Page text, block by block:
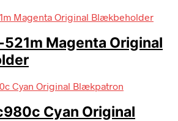
521m Magenta Original
Cyan Original